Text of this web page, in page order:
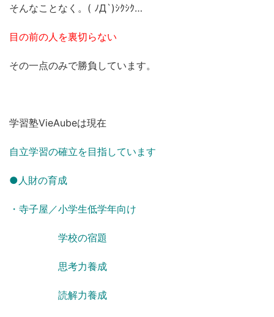
そんなことなく。( ﾉД`)ｼｸｼｸ…
目の前の人を裏切らない
その一点のみで勝負しています。
学習塾VieAubeは現在
自立学習の確立を目指しています
●人財の育成
・寺子屋／小学生低学年向け
学校の宿題
思考力養成
読解力養成